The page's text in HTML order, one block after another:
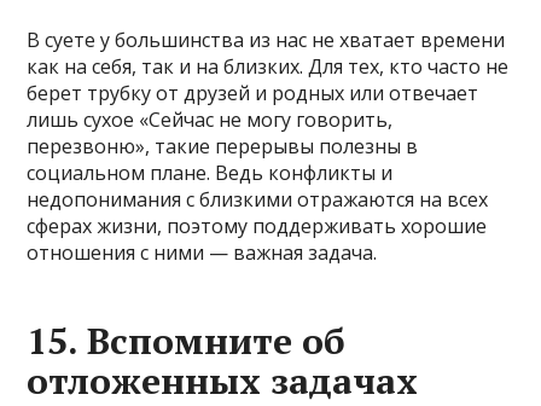
В суете у большинства из нас не хватает времени
как на себя, так и на близких. Для тех, кто часто не
берет трубку от друзей и родных или отвечает
лишь сухое «Сейчас не могу говорить,
перезвоню», такие перерывы полезны в
социальном плане. Ведь конфликты и
недопонимания с близкими отражаются на всех
сферах жизни, поэтому поддерживать хорошие
отношения с ними — важная задача.
15. Вспомните об
отложенных задачах